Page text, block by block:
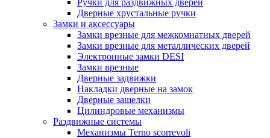
Ручки для раздвижных дверей
Дверные хрустальные ручки
Замки и аксессуары
Замки врезные для межкомнатных дверей
Замки врезные для металлических дверей
Электронные замки DESI
Замки врезные
Дверные задвижки
Накладки дверные на замок
Дверные защелки
Цилиндровые механизмы
Раздвижные системы
Механизмы Terno scorrevoli